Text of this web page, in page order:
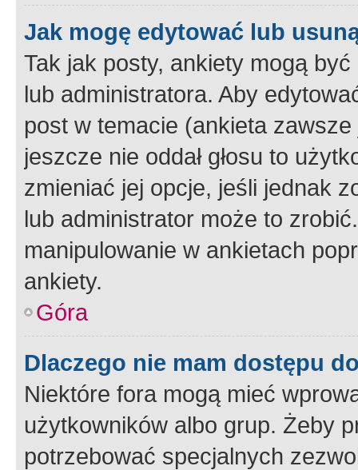
Jak mogę edytować lub
Tak jak posty, ankiety mogą
lub administratora. Aby
post w temacie (ankieta
jeszcze nie oddał głosu to
zmieniać jej opcje, jeśli jednak
lub administrator może to
manipulowanie w ankietach
ankiety.
Góra
Dlaczego nie mam dostępu
Niektóre fora mogą mieć
użytkowników albo grup. Żeby
potrzebować specjalnych